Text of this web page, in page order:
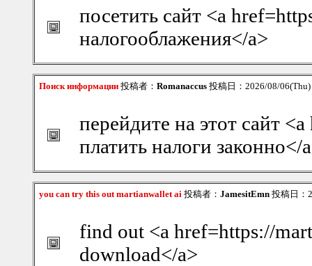
посетить сайт <a
налогооблажения</a>
Поиск информации 投稿者： Romanaccus 投稿日：2026/08/
перейдите на этот сайт
платить налоги законно</
you can try this out martianwallet ai 投稿者： JamesitEmn 投稿日：
find out <a href=https://
download</a>